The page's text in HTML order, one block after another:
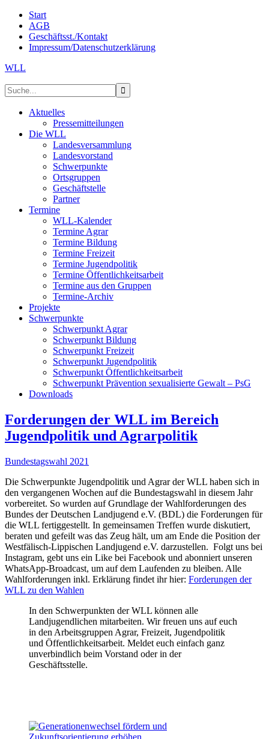
Start
AGB
Geschäftsst./Kontakt
Impressum/Datenschutzerklärung
WLL
Aktuelles
Pressemitteilungen
Die WLL
Landesversammlung
Landesvorstand
Schwerpunkte
Ortsgruppen
Geschäftstelle
Partner
Termine
WLL-Kalender
Termine Agrar
Termine Bildung
Termine Freizeit
Termine Jugendpolitik
Termine Öffentlichkeitsarbeit
Termine aus den Gruppen
Termine-Archiv
Projekte
Schwerpunkte
Schwerpunkt Agrar
Schwerpunkt Bildung
Schwerpunkt Freizeit
Schwerpunkt Jugendpolitik
Schwerpunkt Öffentlichkeitsarbeit
Schwerpunkt Prävention sexualisierte Gewalt – PsG
Downloads
Forderungen der WLL im Bereich
Jugendpolitik und Agrarpolitik
Bundestagswahl 2021
Die Schwerpunkte Jugendpolitik und Agrar der WLL haben sich in
den vergangenen Wochen auf die Bundestagswahl in diesem Jahr
vorbereitet. So wurden auf Grundlage der Wahlforderungen des
Bundes der Deutschen Landjugend e.V. (BDL) die Forderungen für
die WLL fertiggestellt. In gemeinsamen Treffen wurde diskutiert,
beraten und gefeilt was das Zeug hält, um am Ende die Position der
Westfälisch-Lippischen Landjugend e.V. darzustellen. Folgt uns bei
Instagram, gebt uns ein Like bei Facebook und abonniert unseren
WhatsApp-Broadcast, um auf dem Laufenden zu bleiben. Alle
Wahlforderungen inkl. Erklärung findet ihr hier: Forderungen der
WLL zu den Wahlen
In den Schwerpunkten der WLL können alle
Landjugendlichen mitarbeiten. Wir freuen uns auf euch
in den Arbeitsgruppen Agrar, Freizeit, Jugendpolitik
und Öffentlichkeitsarbeit. Meldet euch einfach ganz
unverbindlich beim Vorstand oder in der
Geschäftsstelle.